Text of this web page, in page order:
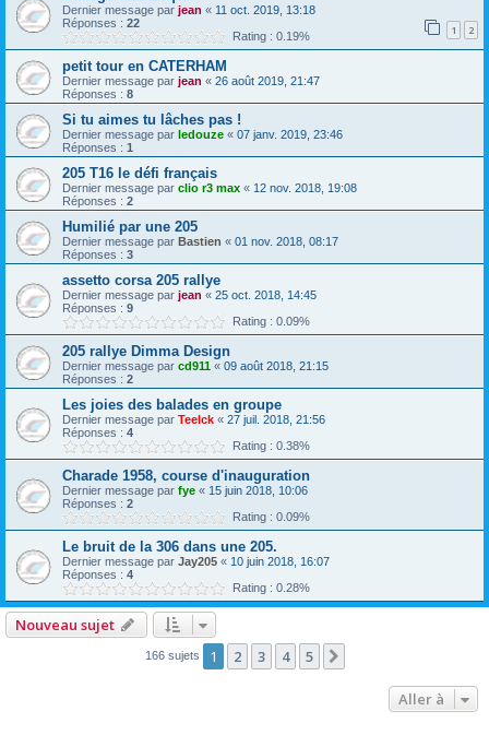
Dernier message par jean « 11 oct. 2019, 13:18
Réponses : 22 1 2
Rating : 0.19%
petit tour en CATERHAM
Dernier message par jean « 26 août 2019, 21:47
Réponses : 8
Si tu aimes tu lâches pas !
Dernier message par ledouze « 07 janv. 2019, 23:46
Réponses : 1
205 T16 le défi français
Dernier message par clio r3 max « 12 nov. 2018, 19:08
Réponses : 2
Humilié par une 205
Dernier message par Bastien « 01 nov. 2018, 08:17
Réponses : 3
assetto corsa 205 rallye
Dernier message par jean « 25 oct. 2018, 14:45
Réponses : 9
Rating : 0.09%
205 rallye Dimma Design
Dernier message par cd911 « 09 août 2018, 21:15
Réponses : 2
Les joies des balades en groupe
Dernier message par Teelck « 27 juil. 2018, 21:56
Réponses : 4
Rating : 0.38%
Charade 1958, course d'inauguration
Dernier message par fye « 15 juin 2018, 10:06
Réponses : 2
Rating : 0.09%
Le bruit de la 306 dans une 205.
Dernier message par Jay205 « 10 juin 2018, 16:07
Réponses : 4
Rating : 0.28%
Nouveau sujet
166 sujets 1 2 3 4 5
Aller à